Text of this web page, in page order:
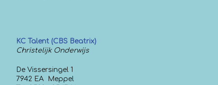
KC Talent (CBS Beatrix)
Christelijk Onderwijs
De Vissersingel 1
7942 EA Meppel